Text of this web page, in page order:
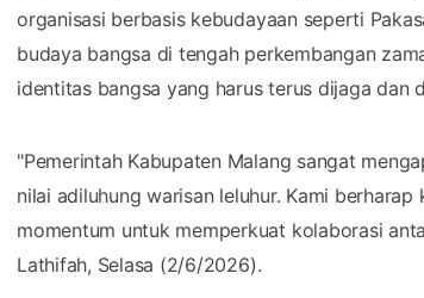
organisasi berbasis kebudayaan seperti
budaya bangsa di tengah perkembangan
identitas bangsa yang harus terus dijaga dan
"Pemerintah Kabupaten Malang sangat
nilai adiluhung warisan leluhur. Kami
momentum untuk memperkuat kolaborasi
Lathifah, Selasa (2/6/2026).